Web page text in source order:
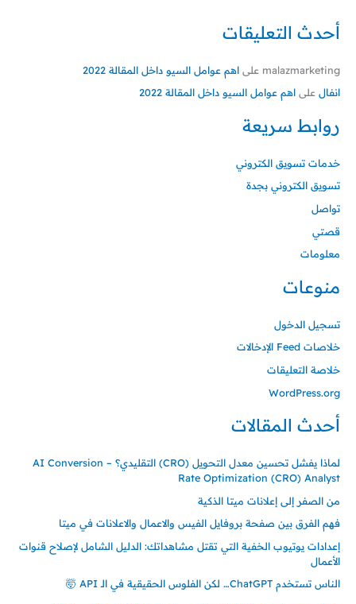
أحدث التعليقات
malazmarketing على اهم عوامل السيو داخل المقالة 2022
انفال على اهم عوامل السيو داخل المقالة 2022
روابط سريعة
خدمات تسويق الكتروني
تسويق الكتروني بجدة
تواصل
قصتي
معلومات
منوعات
تسجيل الدخول
خلاصات Feed الإدخالات
خلاصة التعليقات
WordPress.org
أحدث المقالات
لماذا يفشل تحسين معدل التحويل (CRO) التقليدي؟ – AI Conversion
Rate Optimization (CRO) Analyst
من الصفر إلى إعلانات ميتا الذكية
فهم الفرق بين صفحة بروفايل الفيس والاعمال والاعلانات في ميتا
إعدادات يوتيوب الخفية التي تقتل مشاهداتك: الدليل الشامل لإصلاح قنوات
الأعمال
الناس تستخدم ChatGPT… لكن الفلوس الحقيقية في الـ API 🤯